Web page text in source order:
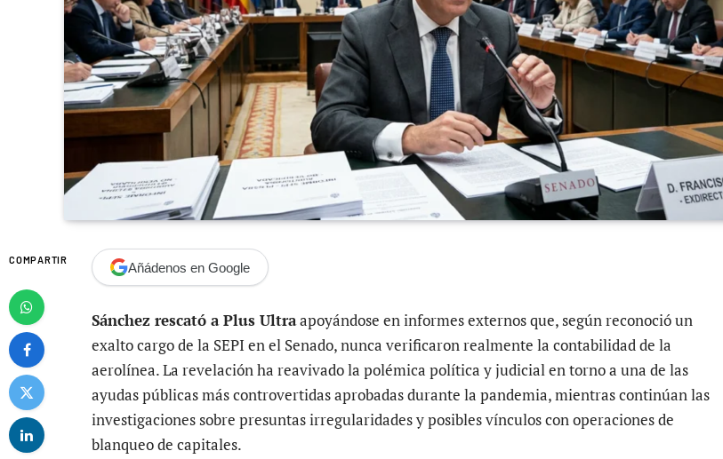
COMPARTIR Añádenos en Google
Sánchez rescató a Plus Ultraapoyándose en informes externos que, según reconoció un
exalto cargo de la SEPI en el Senado, nunca verificaron realmente la contabilidad de la
aerolínea. La revelación ha reavivado la polémica política y judicial en torno a una de las
ayudas públicas más controvertidas aprobadas durante la pandemia, mientras continúan las
investigaciones sobre presuntas irregularidades y posibles vínculos con operaciones de
blanqueo de capitales.